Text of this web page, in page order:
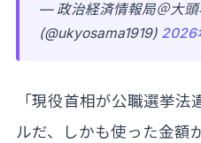
— 政治経済情報局＠大頭
(@ukyosama1919) 2026
「現役首相が公職選挙
ルだ、しかも使った金額